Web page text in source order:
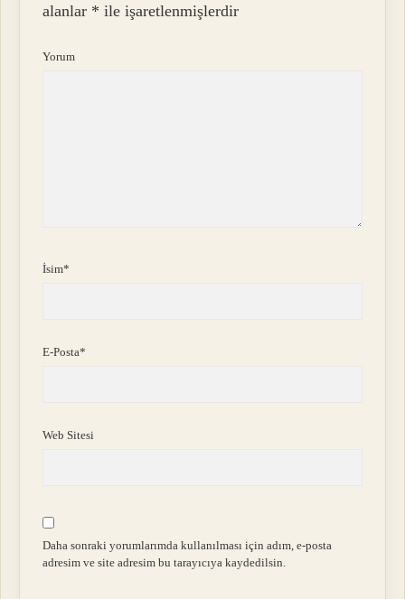
alanlar * ile işaretlenmişlerdir
Yorum
İsim*
E-Posta*
Web Sitesi
Daha sonraki yorumlarımda kullanılması için adım, e-posta
adresim ve site adresim bu tarayıcıya kaydedilsin.